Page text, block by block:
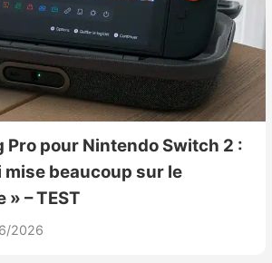
Pro pour Nintendo Switch 2 :
beaucoup sur le
– TEST
2026